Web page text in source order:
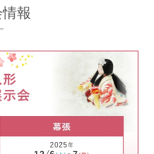
報